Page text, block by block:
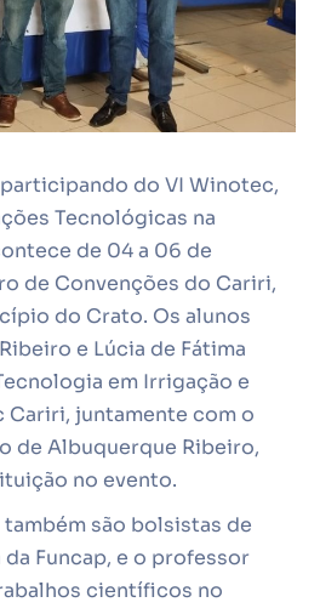
do VI Winotec,
Tecnológicas na
de 04 a 06 de
de Convenções do Cariri,
do Crato. Os alunos
e Lúcia de Fátima
em Irrigação e
Cariri, juntamente com o
de Albuquerque Ribeiro,
no evento.
são bolsistas de
Funcap, e o professor
científicos no